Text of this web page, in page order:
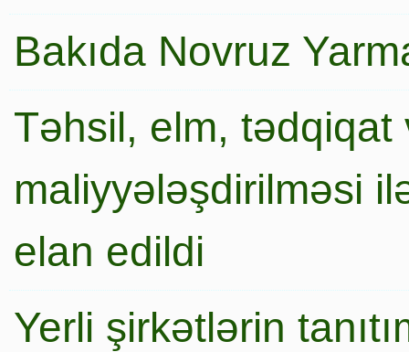
Bakıda Novruz
Təhsil, elm,
maliyyələşdirilməsi
elan edildi
Yerli şirkətlərin